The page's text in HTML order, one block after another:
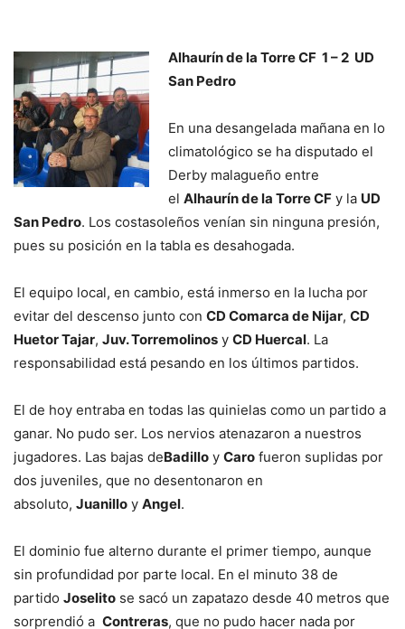
Alhaurín de la Torre CF 1 – 2 UD
San Pedro
En una desangelada mañana en lo
climatológico se ha disputado el
Derby malagueño entre
el Alhaurín de la Torre CF y la UD
San Pedro. Los costasoleños venían sin ninguna presión,
pues su posición en la tabla es desahogada.
El equipo local, en cambio, está inmerso en la lucha por
evitar del descenso junto con CD Comarca de Nijar, CD
Huetor Tajar, Juv. Torremolinos y CD Huercal. La
responsabilidad está pesando en los últimos partidos.
El de hoy entraba en todas las quinielas como un partido a
ganar. No pudo ser. Los nervios atenazaron a nuestros
jugadores. Las bajas deBadillo y Caro fueron suplidas por
dos juveniles, que no desentonaron en
absoluto, Juanillo y Angel.
El dominio fue alterno durante el primer tiempo, aunque
sin profundidad por parte local. En el minuto 38 de
partido Joselito se sacó un zapatazo desde 40 metros que
sorprendió a Contreras, que no pudo hacer nada por